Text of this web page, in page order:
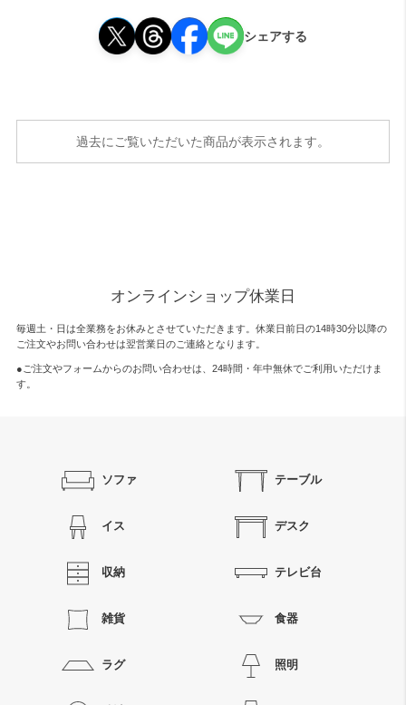
シェアする
過去にご覧いただいた商品が表示されます。
オンラインショップ休業日
毎週土・日は全業務をお休みとさせていただきます。休業日前日の14時30分以降の
ご注文やお問い合わせは翌営業日のご連絡となります。
●ご注文やフォームからのお問い合わせは、 24時間・年中無休でご利用いただけま
す。
ソファ テーブル
イス デスク
収納 テレビ台
雑貨 食器
ラグ 照明